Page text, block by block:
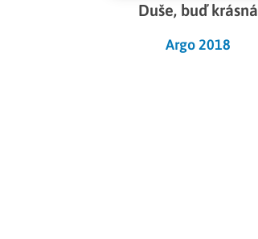
Duše, buď krásná
Argo 2018